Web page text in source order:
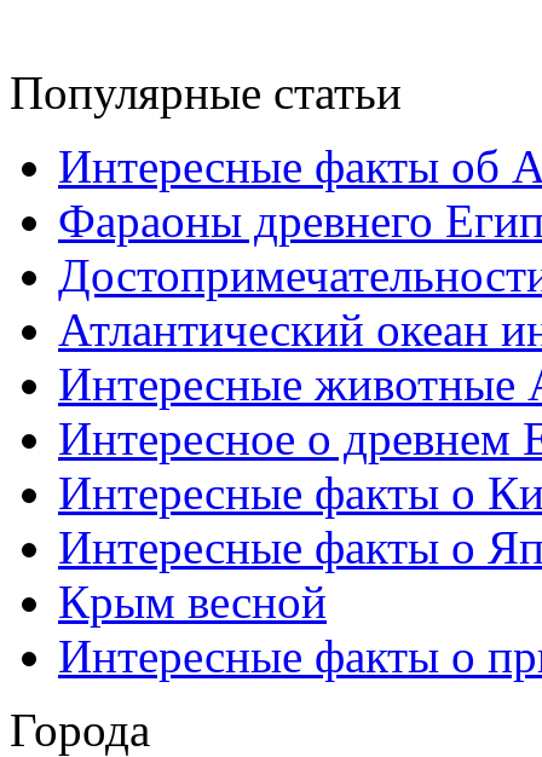
Популярные статьи
Интересные факты об
Фараоны древнего
Атлантический океан
Интересные животные
Интересное о древнем
Интересные факты о
Интересные факты о
Крым весной
Интересные факты о
Города